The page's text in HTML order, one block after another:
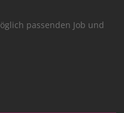
passenden Job und